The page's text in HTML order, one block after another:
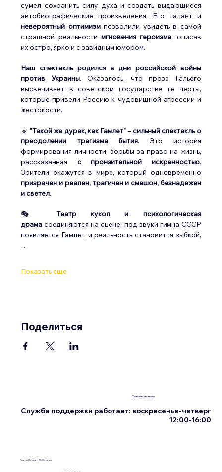
сумел сохранить силу духа и создать выдающиеся
невероятный оптимизм позволили увидеть в самой
страшной реальности мгновения героизма, описав
их остро, ярко и с завидным юмором.
Наш спектакль родился в дни российской войны
против Украины. Оказалось, что проза Гальего
высвечивает в советском государстве те черты,
которые привели Россию к чудовищной агрессии и
жестокости.
🔹 "Такой же дурак, как Гамлет" – сильный спектакль о
преодолении трагизма бытия. Это история
формирования личности, борьбы за право на жизнь,
рассказанная с пронзительной искренностью.
призрачен и реален, трагичен и смешон, безнадежен
и светел.
🎭 Театр кукол и психологическая
драма соединяются на сцене: под звуки гимна СССР
появляется Гамлет, и реальность становится зыбкой,
…
Показать еще
Поделиться
Ришон Ле-Цион 13, Нетания
Связаться с нами
Служба поддержки работает: воскресенье-четверг
12:00-16:00